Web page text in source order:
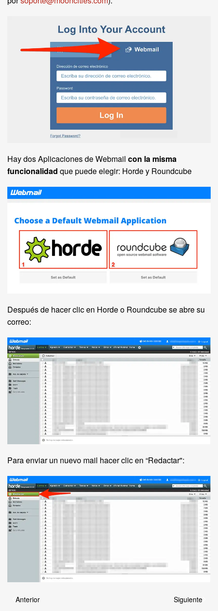
Hay dos Aplicaciones de Webmail con la misma
funcionalidad que puede elegir: Horde y Roundcube
Después de hacer clic en Horde o Roundcube se abre su
correo:
Para enviar un nuevo mail hacer clic en “Redactar":
Anterior Siguiente